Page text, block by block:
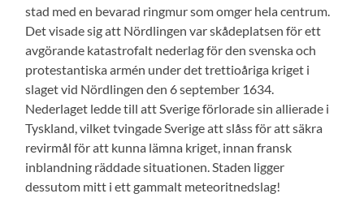
stad med en bevarad ringmur som omger hela centrum.
Det visade sig att Nördlingen var skådeplatsen för ett
avgörande katastrofalt nederlag för den svenska och
protestantiska armén under det trettioåriga kriget i
slaget vid Nördlingen den 6 september 1634.
Nederlaget ledde till att Sverige förlorade sin allierade i
Tyskland, vilket tvingade Sverige att slåss för att säkra
revirmål för att kunna lämna kriget, innan fransk
inblandning räddade situationen. Staden ligger
dessutom mitt i ett gammalt meteoritnedslag!